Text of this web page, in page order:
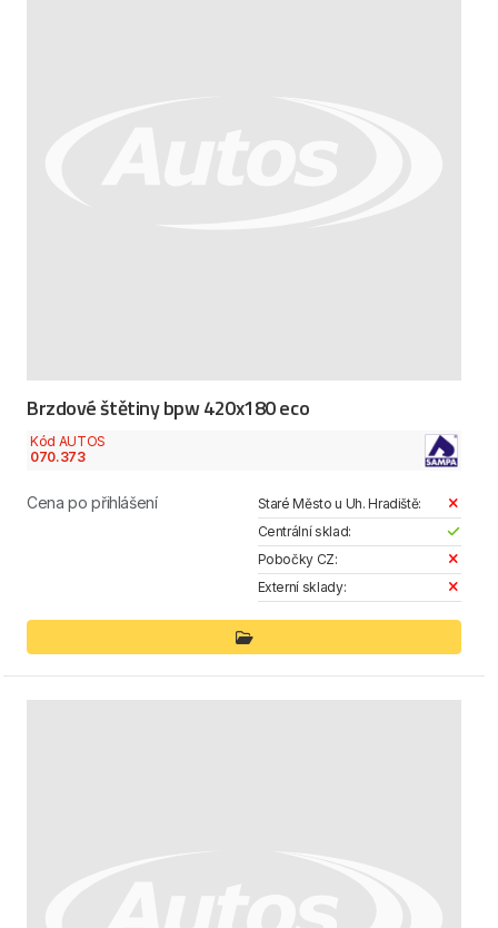
Brzdové štětiny bpw 420x180 eco
Kód AUTOS
070.373
Cena po přihlášení
Staré Město u Uh. Hradiště:
Centrální sklad:
Pobočky CZ:
Externí sklady: